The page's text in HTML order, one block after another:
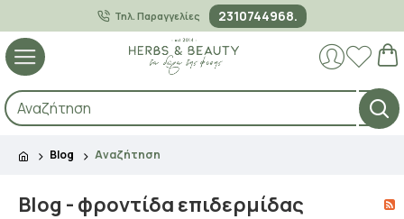
Τηλ. Παραγγελίες 2310744968.
Blog Αναζήτηση
Blog - φροντίδα επιδερμίδας